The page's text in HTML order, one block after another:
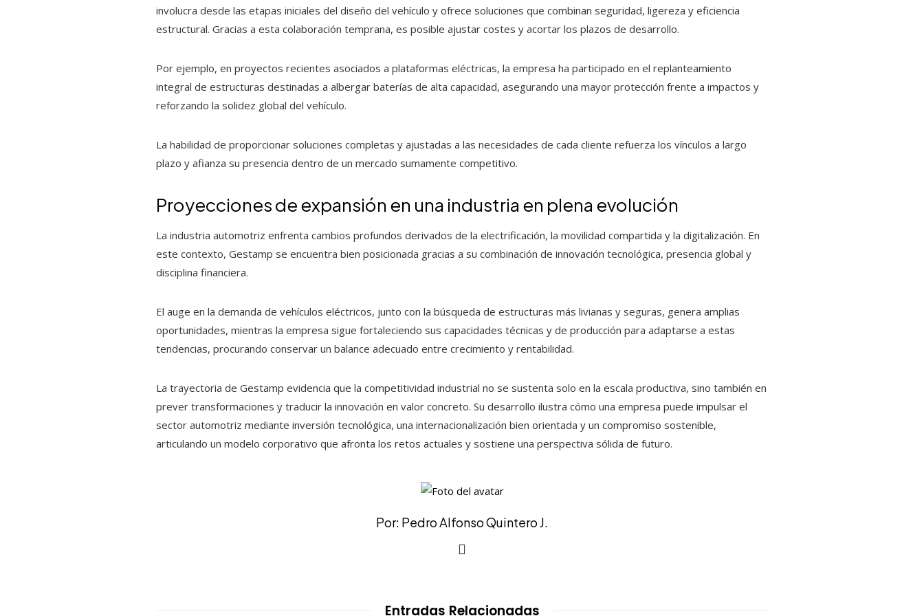
involucra desde las etapas iniciales del diseño del vehículo y ofrece soluciones que combinan seguridad, ligereza y eficiencia
estructural. Gracias a esta colaboración temprana, es posible ajustar costes y acortar los plazos de desarrollo.
Por ejemplo, en proyectos recientes asociados a plataformas eléctricas, la empresa ha participado en el replanteamiento
integral de estructuras destinadas a albergar baterías de alta capacidad, asegurando una mayor protección frente a impactos y
reforzando la solidez global del vehículo.
La habilidad de proporcionar soluciones completas y ajustadas a las necesidades de cada cliente refuerza los vínculos a largo
plazo y afianza su presencia dentro de un mercado sumamente competitivo.
Proyecciones de expansión en una industria en plena evolución
La industria automotriz enfrenta cambios profundos derivados de la electrificación, la movilidad compartida y la digitalización. En
este contexto, Gestamp se encuentra bien posicionada gracias a su combinación de innovación tecnológica, presencia global y
disciplina financiera.
El auge en la demanda de vehículos eléctricos, junto con la búsqueda de estructuras más livianas y seguras, genera amplias
oportunidades, mientras la empresa sigue fortaleciendo sus capacidades técnicas y de producción para adaptarse a estas
tendencias, procurando conservar un balance adecuado entre crecimiento y rentabilidad.
La trayectoria de Gestamp evidencia que la competitividad industrial no se sustenta solo en la escala productiva, sino también en
prever transformaciones y traducir la innovación en valor concreto. Su desarrollo ilustra cómo una empresa puede impulsar el
sector automotriz mediante inversión tecnológica, una internacionalización bien orientada y un compromiso sostenible,
articulando un modelo corporativo que afronta los retos actuales y sostiene una perspectiva sólida de futuro.
Por: Pedro Alfonso Quintero J.
Entradas Relacionadas